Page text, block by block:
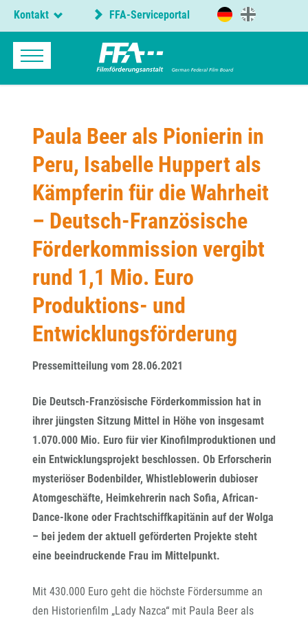
Kontakt FFA-Serviceportal
Paula Beer als Pionierin in
Peru, Isabelle Huppert als
Kämpferin für die Wahrheit
– Deutsch-Französische
Förderkommission vergibt
rund 1,1 Mio. Euro
Produktions- und
Entwicklungsförderung
Pressemitteilung vom 28.06.2021
Die Deutsch-Französische Förderkommission hat in
ihrer jüngsten Sitzung Mittel in Höhe von insgesamt
1.070.000 Mio. Euro für vier Kinofilmproduktionen und
ein Entwicklungsprojekt beschlossen. Ob Erforscherin
mysteriöser Bodenbilder, Whistleblowerin dubioser
Atomgeschäfte, Heimkehrerin nach Sofia, African-
Dance-Ikone oder Frachtschiffkapitänin auf der Wolga
– bei jedem der aktuell geförderten Projekte steht
eine beeindruckende Frau im Mittelpunkt.
Mit 430.000 Euro geht die höchste Fördersumme an
den Historienfilm „Lady Nazca“ mit Paula Beer als